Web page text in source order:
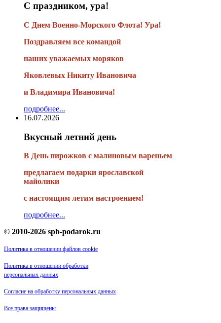
С праздником, ура!
С Днем Военно-Морского Флота! Ура!
Поздравляем все командой
наших уважаемых моряков
Яковлевых Никиту Ивановича
и Владимира Ивановича!
подробнее...
16.07.2026
Вкусный летний день
В День пирожков с малиновым вареньем
предлагаем подарки ярославской
майолики
с настоящим летим настроением!
подробнее...
© 2010-2026 spb-podarok.ru
Политика в отношении файлов cookie
Политика в отношении обработки
персональных данных
Согласие на обработку персональных данных
Все права защищены